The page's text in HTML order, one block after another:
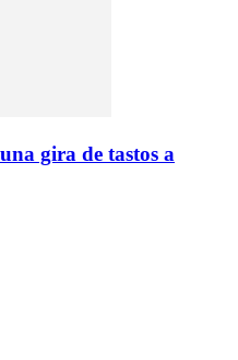
gira de tastos a